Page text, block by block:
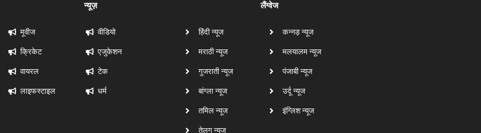
न्यूज़
मूवीज
क्रिकेट
वायरल
लाइफस्टाइल
वीडियो
एजुकेशन
टेक
धर्म
लैंग्वेज
हिंदी न्यूज
मराठी न्यूज
गुजराती न्यूज
बांग्ला न्यूज
तमिल न्यूज
तेलुगु न्यूज
कन्नड़ न्यूज
मलयालम न्यूज
पंजाबी न्यूज
उर्दू न्यूज
इंग्लिश न्यूज